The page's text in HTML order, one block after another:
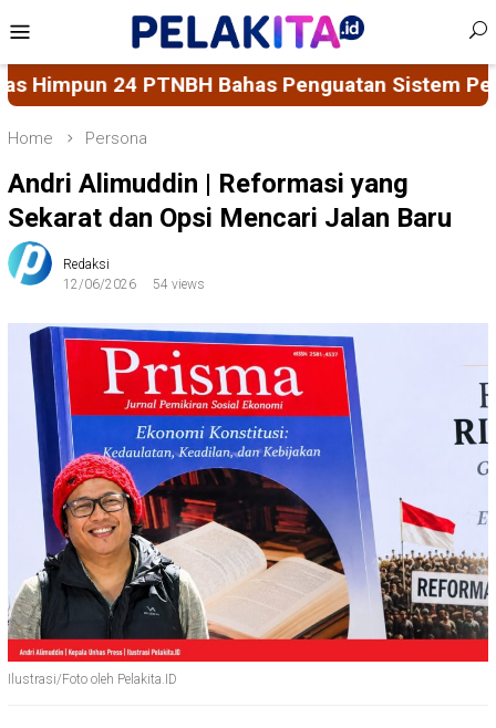
to
content
Menu
Penguatan Sistem Penjaminan Mutu
Home Persona
Andri Alimuddin | Reformasi yang
Sekarat dan Opsi Mencari Jalan Baru
Redaksi
12/06/2026
54 views
Ilustrasi/Foto oleh Pelakita.ID